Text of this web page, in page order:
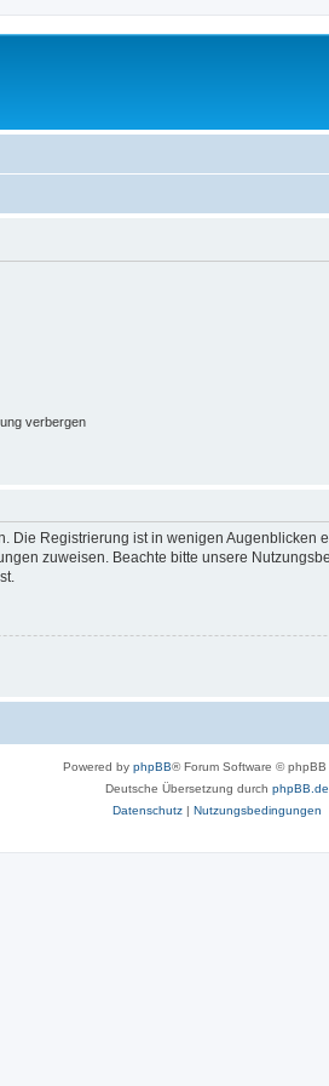
verbergen
Die Registrierung ist in wenigen
zuweisen. Beachte bitte unsere
Powered by phpBB® Forum Software © phpBB
Deutsche Übersetzung durch phpBB.de
Datenschutz| Nutzungsbedingungen